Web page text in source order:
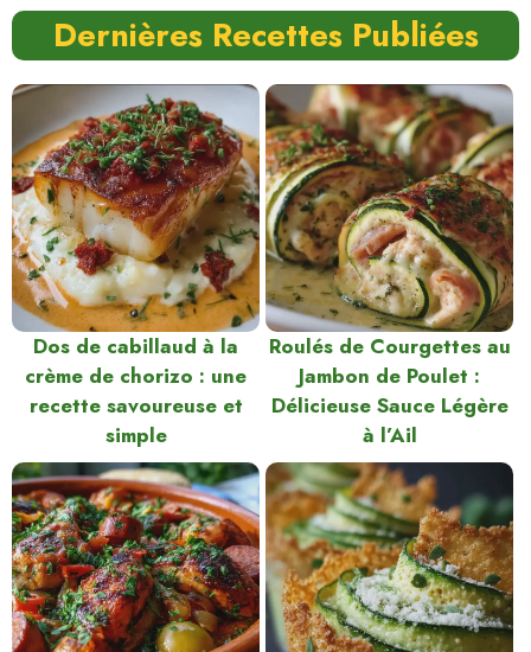
Dernières Recettes Publiées
Dos de cabillaud à la
crème de chorizo : une
recette savoureuse et
simple
Roulés de Courgettes au
Jambon de Poulet :
Délicieuse Sauce Légère
à l’Ail